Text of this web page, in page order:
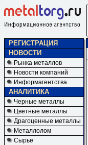
РЕГИСТРАЦИЯ
НОВОСТИ
Рынка металлов
Новости компаний
Информагентства
АНАЛИТИКА
Черные металлы
Цветные металлы
Драгоценные металлы
Металлолом
Сырье